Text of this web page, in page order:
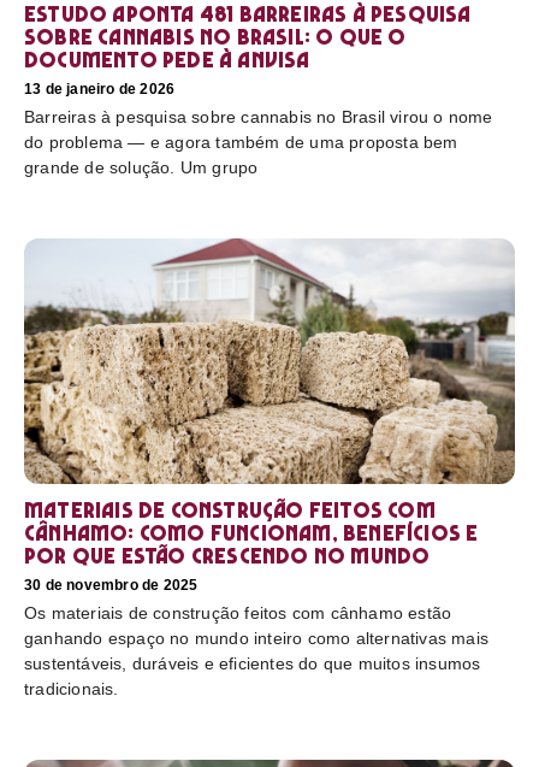
Estudo aponta 481 barreiras à pesquisa
sobre cannabis no Brasil: o que o
documento pede à Anvisa
13 de janeiro de 2026
Barreiras à pesquisa sobre cannabis no Brasil virou o nome
do problema — e agora também de uma proposta bem
grande de solução. Um grupo
Materiais de construção feitos com
cânhamo: como funcionam, benefícios e
por que estão crescendo no mundo
30 de novembro de 2025
Os materiais de construção feitos com cânhamo estão
ganhando espaço no mundo inteiro como alternativas mais
sustentáveis, duráveis e eficientes do que muitos insumos
tradicionais.